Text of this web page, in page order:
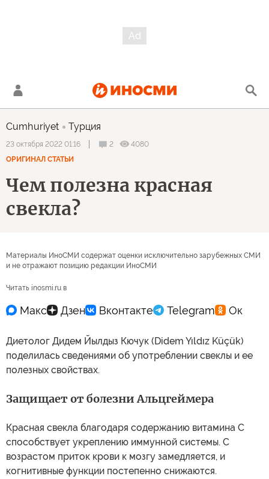
Cumhuriyet Турция
23 октября 2022 01:16 2
4080
ОРИГИНАЛ СТАТЬИ
Чем полезна красная
свекла?
Материалы ИноСМИ содержат оценки исключительно зарубежных СМИ
и не отражают позицию редакции ИноСМИ
Читать inosmi.ru в
Диетолог Дидем Йылдыз Кючук (Didem Yıldız Küçük)
поделилась сведениями об употреблении свеклы и ее
полезных свойствах.
Защищает от болезни Альцгеймера
Красная свекла благодаря содержанию витамина С
способствует укреплению иммунной системы. С
возрастом приток крови к мозгу замедляется, и
когнитивные функции постепенно снижаются.